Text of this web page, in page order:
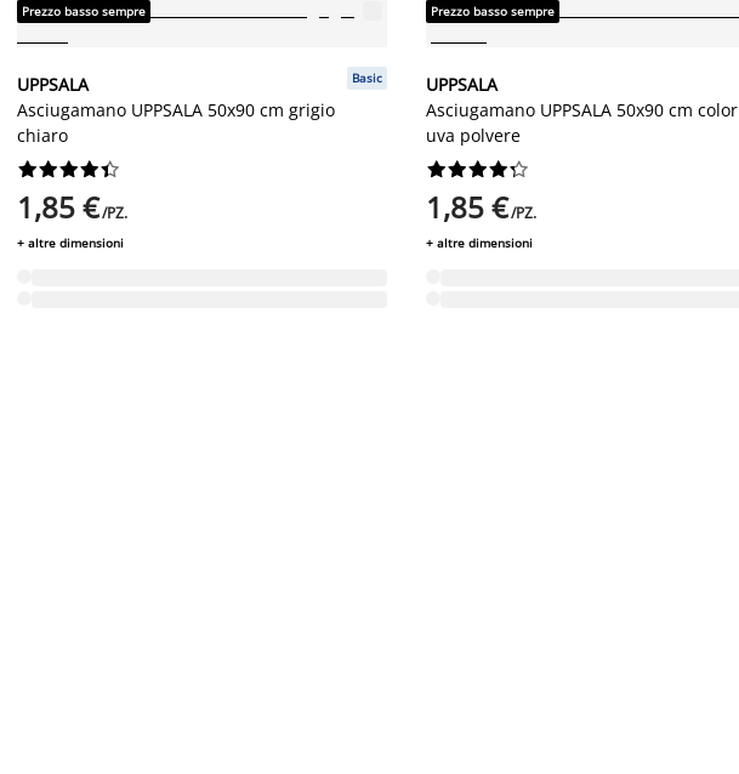
Prezzo basso sempre
UPPSALA
Asciugamano UPPSALA 50x90 cm grigio
chiaro
Basic






1,85 €/PZ.
+ altre dimensioni
Prezzo basso sempre
UPPSALA
Asciugamano UPPSALA 50x90 cm color
uva polvere






1,85 €/PZ.
+ altre dimensioni